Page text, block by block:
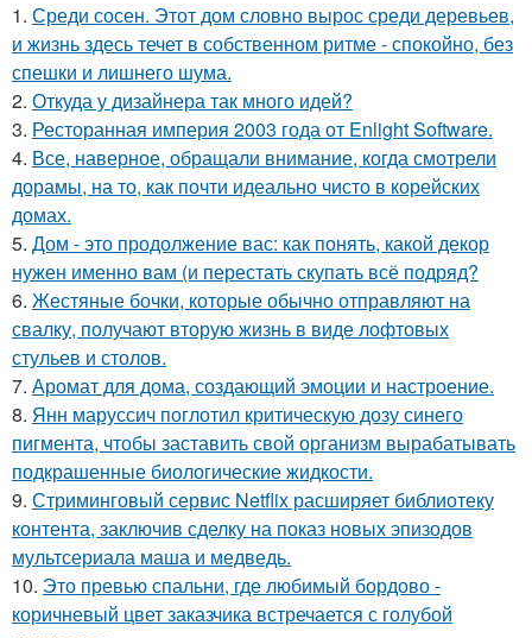
1. Среди сосен. Этот дом словно вырос среди деревьев,
и жизнь здесь течет в собственном ритме - спокойно, без
спешки и лишнего шума.
2. Откуда у дизайнера так много идей?
3. Ресторанная империя 2003 года от Enlight Software.
4. Все, наверное, обращали внимание, когда смотрели
дорамы, на то, как почти идеально чисто в корейских
домах.
5. Дом - это продолжение вас: как понять, какой декор
нужен именно вам (и перестать скупать всё подряд?
6. Жестяные бочки, которые обычно отправляют на
свалку, получают вторую жизнь в виде лофтовых
стульев и столов.
7. Аромат для дома, создающий эмоции и настроение.
8. Янн маруссич поглотил критическую дозу синего
пигмента, чтобы заставить свой организм вырабатывать
подкрашенные биологические жидкости.
9. Стриминговый сервис Netflix расширяет библиотеку
контента, заключив сделку на показ новых эпизодов
мультсериала маша и медведь.
10. Это превью спальни, где любимый бордово -
коричневый цвет заказчика встречается с голубой